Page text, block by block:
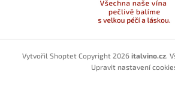
Vytvořil Shoptet Copyright 2026 italvino.cz.
Upravit nastavení